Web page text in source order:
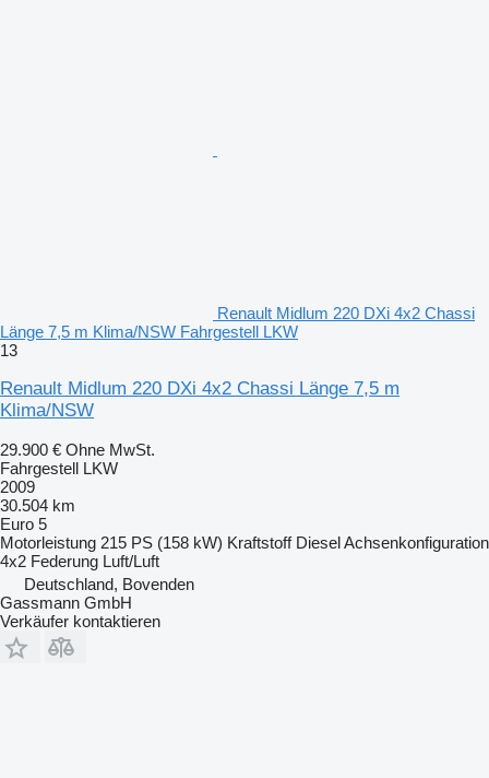
Renault Midlum 220 DXi 4x2 Chassi
Länge 7,5 m Klima/NSW Fahrgestell LKW
13
Renault Midlum 220 DXi 4x2 Chassi Länge 7,5 m
Klima/NSW
29.900 € Ohne MwSt.
Fahrgestell LKW
2009
30.504 km
Euro 5
Motorleistung 215 PS (158 kW) Kraftstoff DieselAchsenkonfiguration
4x2 Federung Luft/Luft
Deutschland, Bovenden
Gassmann GmbH
Verkäufer kontaktieren